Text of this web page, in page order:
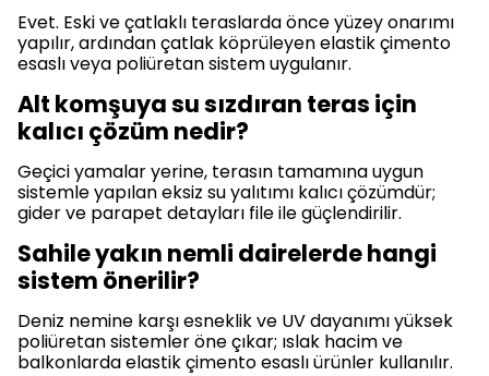
Evet. Eski ve çatlaklı teraslarda önce yüzey onarımı
yapılır, ardından çatlak köprüleyen elastik çimento
esaslı veya poliüretan sistem uygulanır.
Alt komşuya su sızdıran teras için
kalıcı çözüm nedir?
Geçici yamalar yerine, terasın tamamına uygun
sistemle yapılan eksiz su yalıtımı kalıcı çözümdür;
gider ve parapet detayları file ile güçlendirilir.
Sahile yakın nemli dairelerde hangi
sistem önerilir?
Deniz nemine karşı esneklik ve UV dayanımı yüksek
poliüretan sistemler öne çıkar; ıslak hacim ve
balkonlarda elastik çimento esaslı ürünler kullanılır.